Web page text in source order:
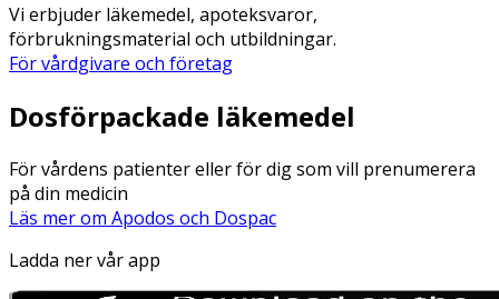
Vi erbjuder läkemedel, apoteksvaror,
förbrukningsmaterial och utbildningar.
För vårdgivare och företag
Dosförpackade läkemedel
För vårdens patienter eller för dig som vill prenumerera
på din medicin
Läs mer om Apodos och Dospac
Ladda ner vår app